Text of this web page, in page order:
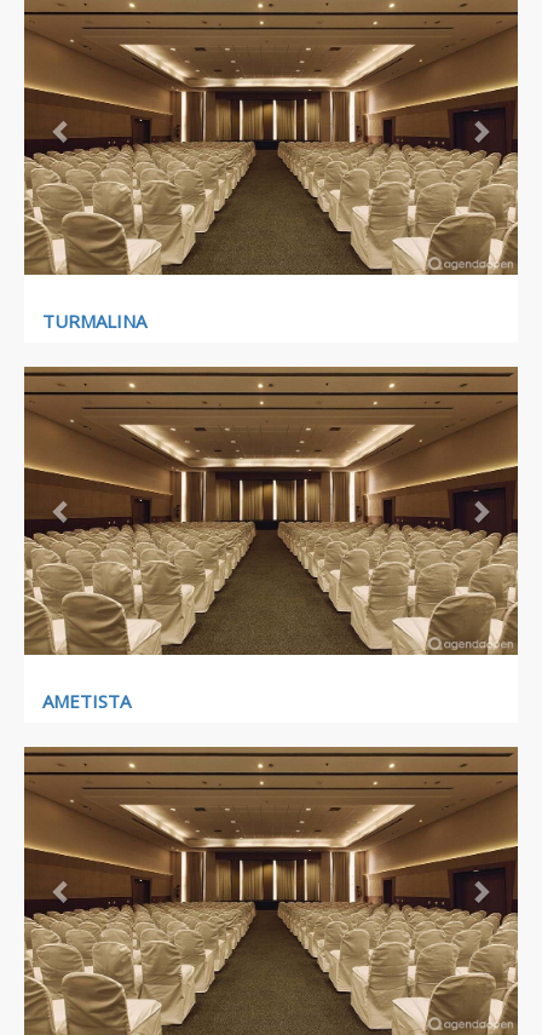
TURMALINA
Previous Next
AMETISTA
Previous Next